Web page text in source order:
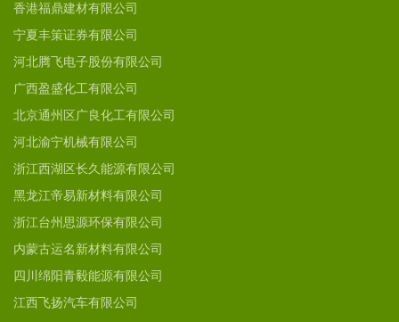
香港福鼎建材有限公司
宁夏丰策证券有限公司
河北腾飞电子股份有限公司
广西盈盛化工有限公司
北京通州区广良化工有限公司
河北渝宁机械有限公司
浙江西湖区长久能源有限公司
黑龙江帝易新材料有限公司
浙江台州思源环保有限公司
内蒙古运名新材料有限公司
四川绵阳青毅能源有限公司
江西飞扬汽车有限公司